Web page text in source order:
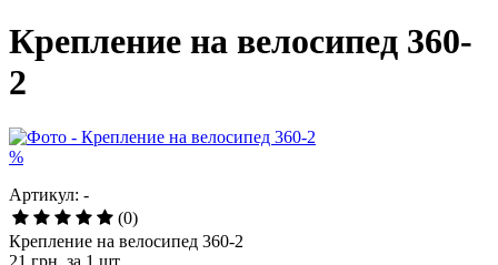
Крепление на велосипед 360-
2
%
Артикул: -
(0)
Крепление на велосипед 360-2
21 грн. за 1 шт